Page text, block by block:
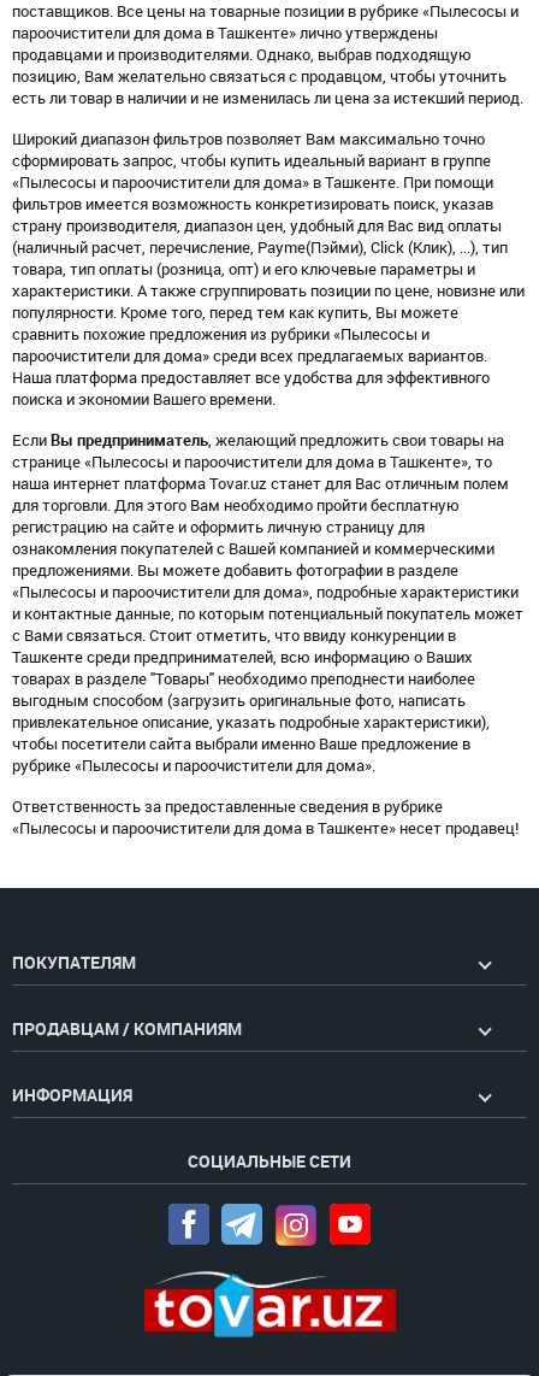
поставщиков. Все цены на товарные позиции в рубрике «Пылесосы и
пароочистители для дома в Ташкенте» лично утверждены
продавцами и производителями. Однако, выбрав подходящую
позицию, Вам желательно связаться с продавцом, чтобы уточнить
есть ли товар в наличии и не изменилась ли цена за истекший период.
Широкий диапазон фильтров позволяет Вам максимально точно
сформировать запрос, чтобы купить идеальный вариант в группе
«Пылесосы и пароочистители для дома» в Ташкенте. При помощи
фильтров имеется возможность конкретизировать поиск, указав
страну производителя, диапазон цен, удобный для Вас вид оплаты
(наличный расчет, перечисление, Payme(Пэйми), Click (Клик), ...), тип
товара, тип оплаты (розница, опт) и его ключевые параметры и
характеристики. А также сгруппировать позиции по цене, новизне или
популярности. Кроме того, перед тем как купить, Вы можете
сравнить похожие предложения из рубрики «Пылесосы и
пароочистители для дома» среди всех предлагаемых вариантов.
Наша платформа предоставляет все удобства для эффективного
поиска и экономии Вашего времени.
Если Вы предприниматель , желающий предложить свои товары на
странице «Пылесосы и пароочистители для дома в Ташкенте», то
наша интернет платформа Tovar.uz станет для Вас отличным полем
для торговли. Для этого Вам необходимо пройти бесплатную
регистрацию на сайте и оформить личную страницу для
ознакомления покупателей с Вашей компанией и коммерческими
предложениями. Вы можете добавить фотографии в разделе
«Пылесосы и пароочистители для дома», подробные характеристики
и контактные данные, по которым потенциальный покупатель может
с Вами связаться. Стоит отметить, что ввиду конкуренции в
Ташкенте среди предпринимателей, всю информацию о Ваших
товарах в разделе "Товары" необходимо преподнести наиболее
выгодным способом (загрузить оригинальные фото, написать
привлекательное описание, указать подробные характеристики),
чтобы посетители сайта выбрали именно Ваше предложение в
рубрике «Пылесосы и пароочистители для дома».
Ответственность за предоставленные сведения в рубрике
«Пылесосы и пароочистители для дома в Ташкенте» несет продавец!
ПОКУПАТЕЛЯМ
ПРОДАВЦАМ / КОМПАНИЯМ
ИНФОРМАЦИЯ
СОЦИАЛЬНЫЕ СЕТИ